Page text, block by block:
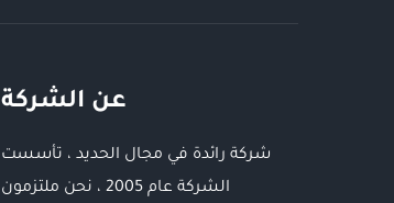
عن الشركة
شركة رائدة في مجال الحديد ، تأسست
الشركة عام 2005 ، نحن ملتزمون